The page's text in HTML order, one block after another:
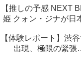
【推しの予感 NEXT
姫 クォン・ジナが日
【体験レポート】渋
出現、極限の緊張